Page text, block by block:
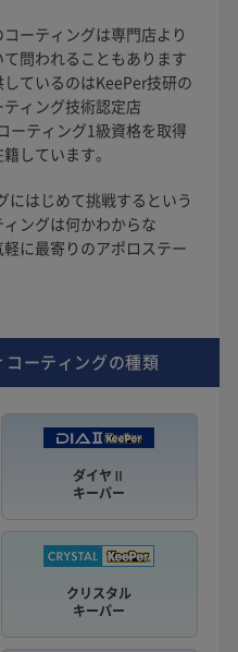
ーティングは専門店より
問われることもあります
ているのはKeePer技研の
ィング技術認定店
ーティング1級資格を取得
しています。
にはじめて挑戦するという
ングは何かわからな
に最寄りのアポロステー
コーティングの種類
ダイヤⅡ
キーパー
クリスタル
キーパー